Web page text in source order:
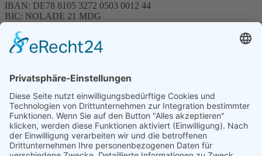
IBAN: DE78 8105 3272 0503 0012 44
BIC: NOLADE 21 MDG
Spenden können steuerlich abgesetzt werden
Förderung
© 1987 – 2025
Storchenhof Loburg e.V.
Alle Rechte vorbehalten.